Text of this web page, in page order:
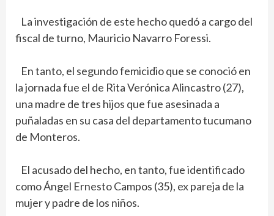
La investigación de este hecho quedó a cargo del
fiscal de turno, Mauricio Navarro Foressi.
En tanto, el segundo femicidio que se conoció en
la jornada fue el de Rita Verónica Alincastro (27),
una madre de tres hijos que fue asesinada a
puñaladas en su casa del departamento tucumano
de Monteros.
El acusado del hecho, en tanto, fue identificado
como Ángel Ernesto Campos (35), ex pareja de la
mujer y padre de los niños.